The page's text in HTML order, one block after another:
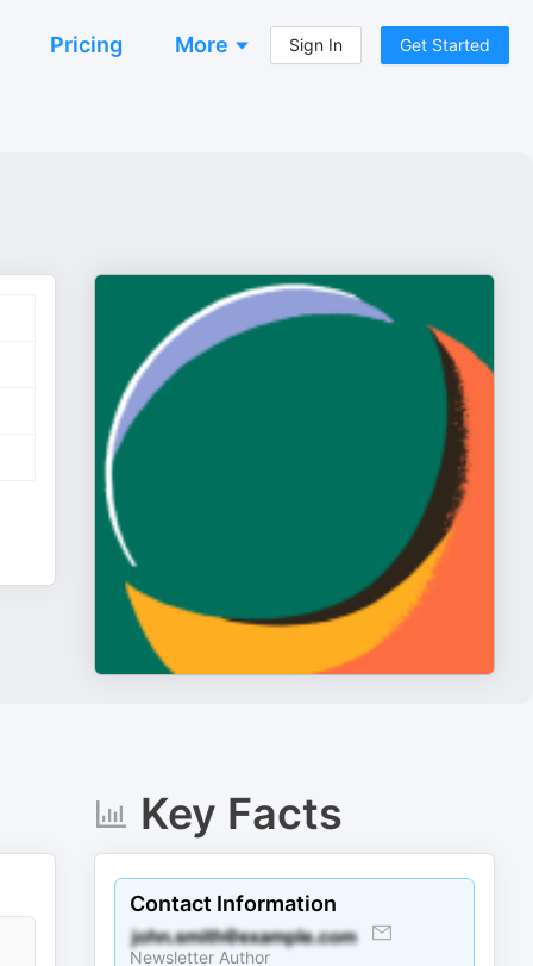
Pricing More Sign In Get Started
Key Facts
Contact Information
Newsletter Author